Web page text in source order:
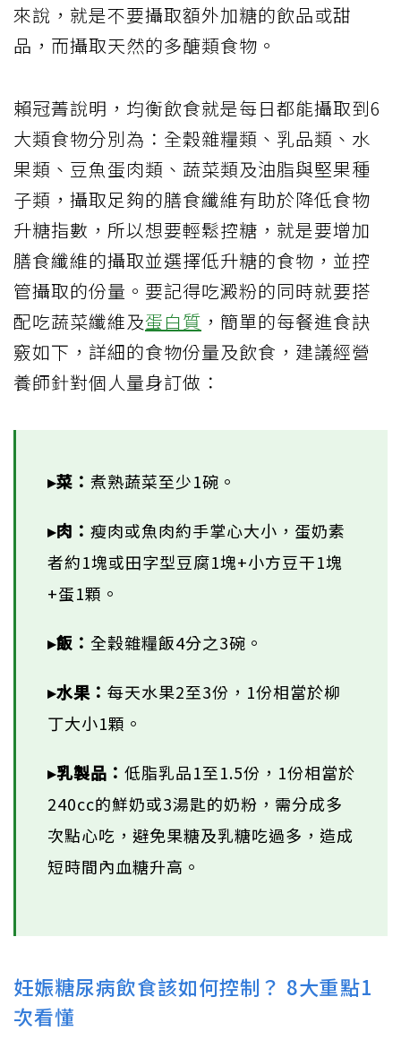
來說，就是不要攝取額外加糖的飲品或甜
品，而攝取天然的多醣類食物。
賴冠菁說明，均衡飲食就是每日都能攝取到6
大類食物分別為：全穀雜糧類、乳品類、水
果類、豆魚蛋肉類、蔬菜類及油脂與堅果種
子類，攝取足夠的膳食纖維有助於降低食物
升糖指數，所以想要輕鬆控糖，就是要增加
膳食纖維的攝取並選擇低升糖的食物，並控
管攝取的份量。要記得吃澱粉的同時就要搭
配吃蔬菜纖維及蛋白質 ，簡單的每餐進食訣
竅如下，詳細的食物份量及飲食，建議經營
養師針對個人量身訂做：
▸菜： 煮熟蔬菜至少1碗。
▸肉： 瘦肉或魚肉約手掌心大小，蛋奶素
者約1塊或田字型豆腐1塊+小方豆干1塊
+蛋1顆。
▸飯： 全穀雜糧飯4分之3碗。
▸水果： 每天水果2至3份，1份相當於柳
丁大小1顆。
▸乳製品： 低脂乳品1至1.5份，1份相當於
240cc的鮮奶或3湯匙的奶粉，需分成多
次點心吃，避免果糖及乳糖吃過多，造成
短時間內血糖升高。
妊娠糖尿病飲食該如何控制？ 8大重點1
次看懂